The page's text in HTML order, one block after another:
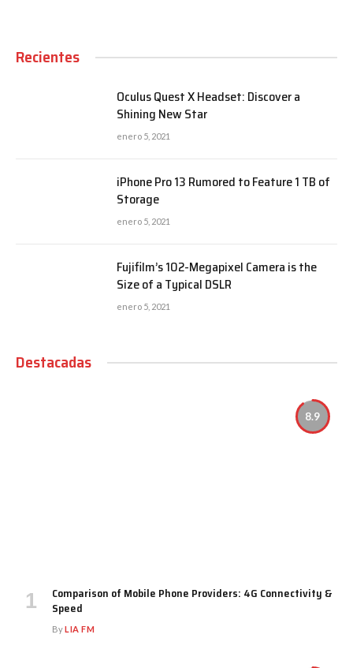
Recientes
Oculus Quest X Headset: Discover a
Shining New Star
enero 5, 2021
iPhone Pro 13 Rumored to Feature 1 TB of
Storage
enero 5, 2021
Fujifilm’s 102-Megapixel Camera is the
Size of a Typical DSLR
enero 5, 2021
Destacadas
8.9
Comparison of Mobile Phone Providers: 4G Connectivity &
Speed
ByLIA FM